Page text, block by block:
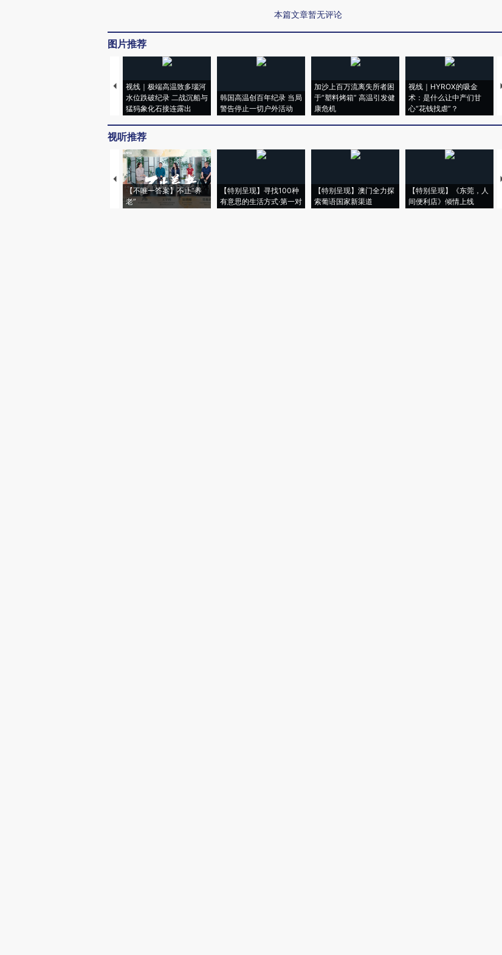
本篇文章暂无评论
图片推荐
视线｜极端高温致多瑙河
水位跌破纪录 二战沉船与
猛犸象化石接连露出
韩国高温创百年纪录 当局
警告停止一切户外活动
加沙上百万流离失所者困
于“塑料烤箱” 高温引发健
康危机
视线｜HYROX的吸金
术：是什么让中产们甘
心“花钱找虐”？
视听推荐
【不唯一答案】不止“养
老”
【特别呈现】寻找100种
有意思的生活方式·第一对
【特别呈现】澳门全力探
索葡语国家新渠道
【特别呈现】《东莞，人
间便利店》倾情上线